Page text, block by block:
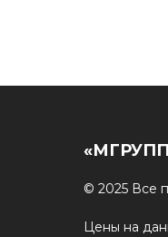
© 2025 Все
Цены на